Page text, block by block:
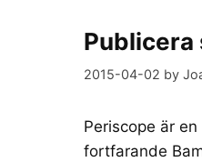
Publicera
2015-04-02 by
Periscope är
fortfarande